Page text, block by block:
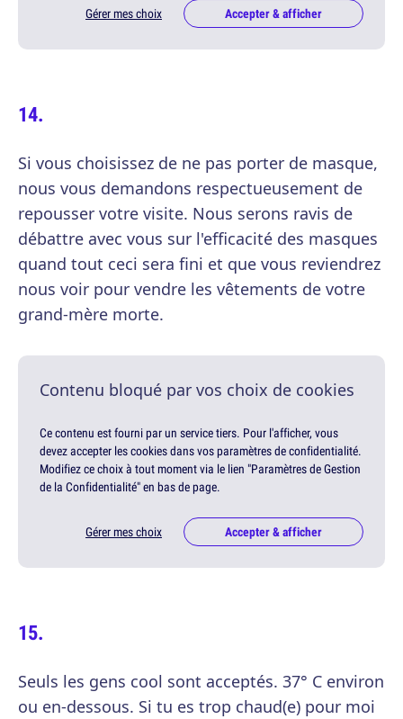
Gérer mes choix Accepter & afficher
Si vous choisissez de ne pas porter de masque,
nous vous demandons respectueusement de
repousser votre visite. Nous serons ravis de
débattre avec vous sur l'efficacité des masques
quand tout ceci sera fini et que vous reviendrez
nous voir pour vendre les vêtements de votre
grand-mère morte.
Contenu bloqué par vos choix de cookies
Ce contenu est fourni par un service tiers. Pour l'afficher, vous
devez accepter les cookies dans vos paramètres de confidentialité.
Modifiez ce choix à tout moment via le lien "Paramètres de Gestion
de la Confidentialité" en bas de page.
Gérer mes choix Accepter & afficher
Seuls les gens cool sont acceptés. 37° C environ
ou en-dessous. Si tu es trop chaud(e) pour moi